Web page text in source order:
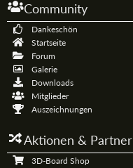
Community
Dankeschön
Startseite
Forum
Galerie
Downloads
Mitglieder
Auszeichnungen
Aktionen & Partner
3D-Board Shop